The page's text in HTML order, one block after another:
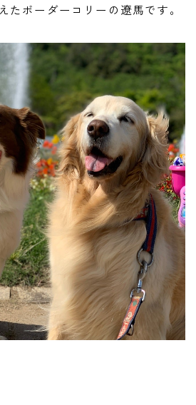
たボーダーコリーの遼馬です。